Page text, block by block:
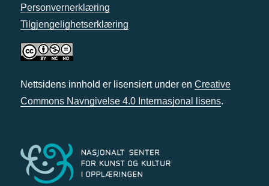
Personvernerklæring
Tilgjengelighetserklæring
Nettsidens innhold er lisensiert under en Creative
Commons Navngivelse 4.0 Internasjonal lisens.